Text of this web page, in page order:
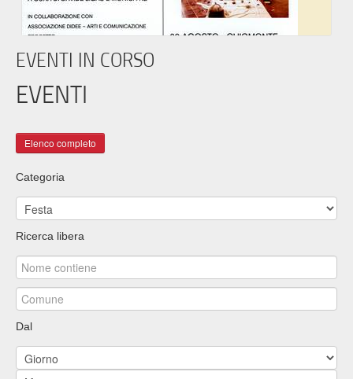
EVENTI IN CORSO
EVENTI
Categoria
Ricerca libera
Dal